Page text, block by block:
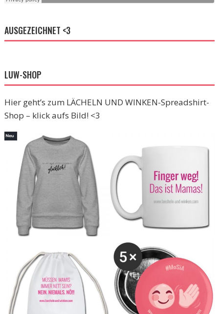
AUSGEZEICHNET <3
LUW-SHOP
Hier geht’s zum LÄCHELN UND WINKEN-Spreadshirt-
Shop – klick aufs Bild! <3